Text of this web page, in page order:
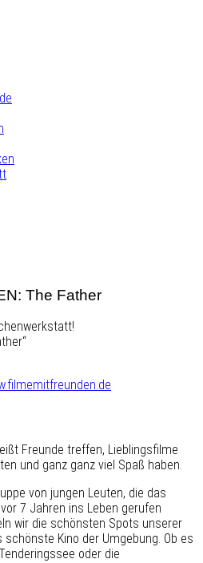
The Father
Freunde treffen, Lieblingsfilme
und ganz ganz viel Spaß haben.
von jungen Leuten, die das
7 Jahren ins Leben gerufen
wir die schönsten Spots unserer
Kino der Umgebung. Ob es
oder die